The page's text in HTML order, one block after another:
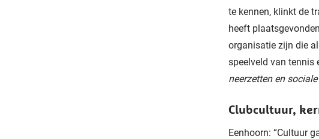
te kennen, klinkt de
heeft
organisatie zijn die
speelveld van tennis
neerzetten en
Clubcultuur,
Eenhoorn: “Cultuur